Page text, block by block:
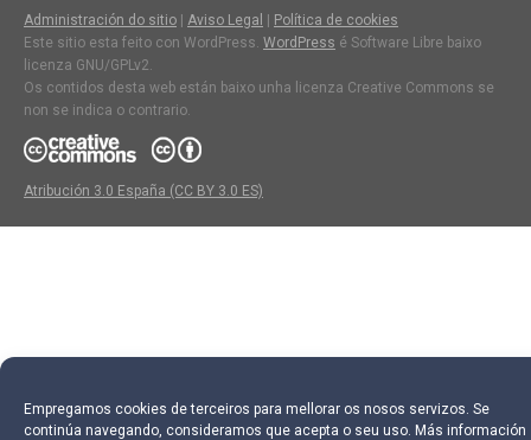
Empregamos cookies de terceiros para mellorar os nosos servizos. Se
continúa navegando, consideramos que acepta o seu uso. Más información
Administración do sitio Aviso Legal
Política de cookies
Este sitio esta feito con WordPress. WordPress é Software Libre baixo
licenza GNU/GPLv2.
Os contidos desta web están baixo unha licenza Creative Commons se
non se indica o contrario.
Atribución 3.0 España (CC BY 3.0 ES)